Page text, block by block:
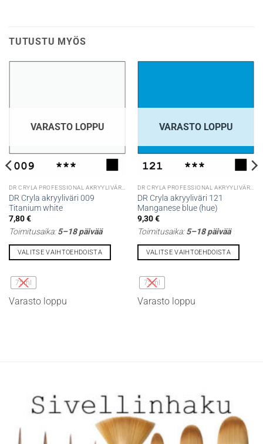
TUTUSTU MYÖS
VARASTO LOPPU
DR Cryla akryyliväri 009
Titanium white
7,80€
Toimitusaika:5–18 päivää
VALITSE VAIHTOEHDOISTA
tuotteella
on
useampi
75ml
Varasto loppu
VARASTO LOPPU
DR Cryla akryyliväri 121
Manganese blue (hue)
9,30€
Toimitusaika:5–18 päivää
VALITSE VAIHTOEHDOISTA
tuotteella
on
useampi
75ml
Varasto loppu